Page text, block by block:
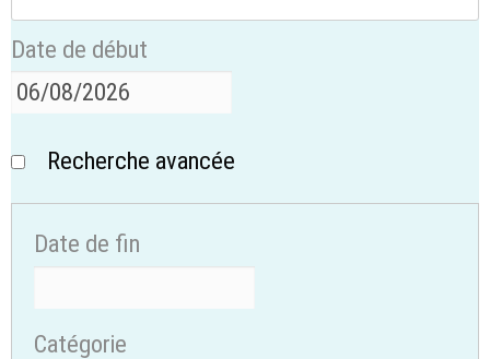
Date de début
Recherche avancée
Date de fin
Catégorie